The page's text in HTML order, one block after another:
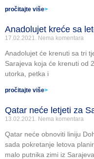
pročitajte više>
Anadolujet kreće sa
17.02.2021. Nema komentara
Anadolujet će krenuti sa tri
Sarajeva koja će krenuti od
utorka, petka i
pročitajte više>
Qatar neće letjeti za
13.02.2021. Nema komentara
Qatar neće obnoviti liniju
sada pokretanje letova
malo putnika zimi iz Sarajeva